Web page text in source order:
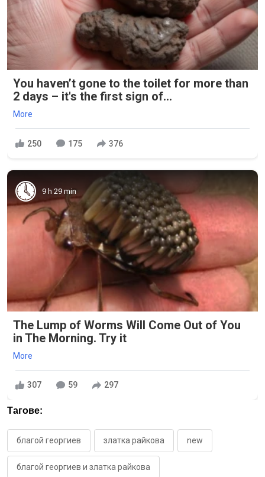
You haven’t gone to the toilet for more than
2 days – it's the first sign of...
More
250 175 376
9 h 29 min
The Lump of Worms Will Come Out of You
in The Morning. Try it
More
307 59 297
Тагове:
благой георгиев златка райкова new
благой георгиев и златка райкова